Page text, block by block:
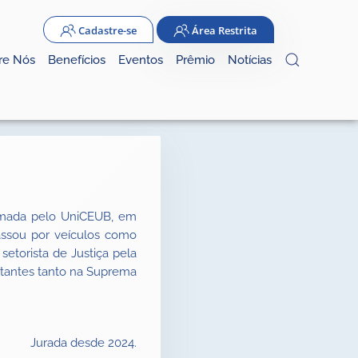
Nós Benefícios Eventos Prêmio Notícias
Cadastre-se Área Restrita
pelo UniCEUB, em
por veículos como
de Justiça pela
tanto na Suprema
Jurada desde 2024.